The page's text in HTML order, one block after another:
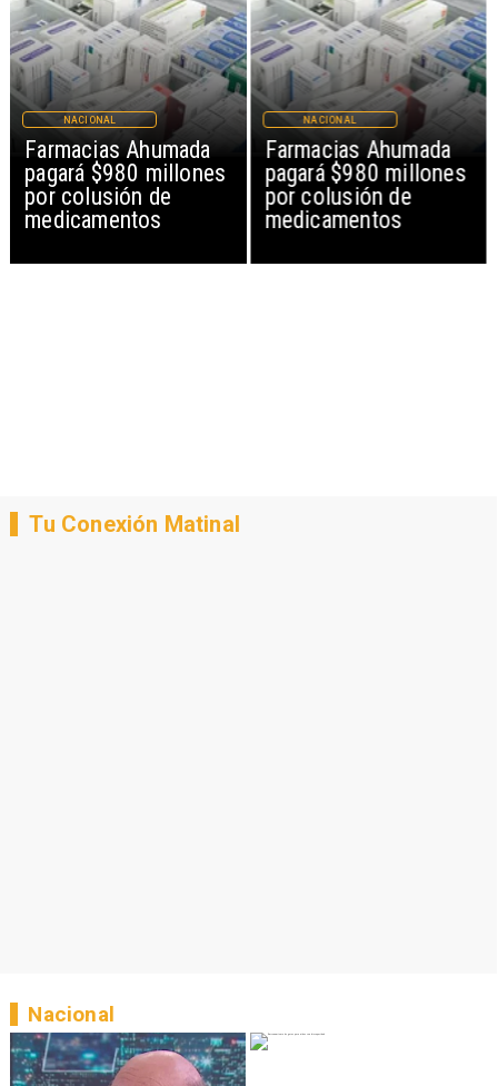
Farmacias Ahumada
pagará $980 millones
por colusión de
medicamentos
NACIONAL
Farmacias Ahumada
pagará $980 millones
por colusión de
medicamentos
NACIONAL
Tu Conexión Matinal
Nacional